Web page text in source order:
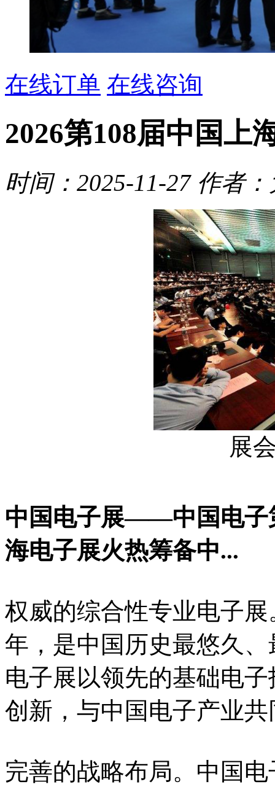
在线订单 在线咨询
2026第108届中国上
时间：2025-11-27 作者
展
中国电子展——中国电子
海电子展火热筹备中...
权威的综合性专业电子
年，是中国历史最悠久
电子展以领先的基础电
创新，与中国电子产业
完善的战略布局。中国